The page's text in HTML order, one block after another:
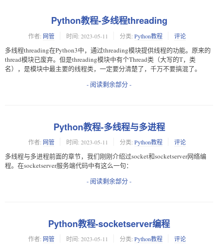
Python教程-多线程threading
作者: 网管 时间: 2023-05-11 分类: Python教程 评论
多线程threading在Python3中，通过threading模块提供线程的功能。原来的
thread模块已废弃。但是threading模块中有个Thread类（大写的T，类
名），是模块中最主要的线程类，一定要分清楚了，千万不要搞混了。
- 阅读剩余部分 -
Python教程-多线程与多进程
作者: 网管 时间: 2023-05-11 分类: Python教程 评论
多线程与多进程前面的章节，我们刚刚介绍过socket和socketserver网络编
程。在socketserver服务端代码中有这么一句：
- 阅读剩余部分 -
Python教程-socketserver编程
作者: 网管 时间: 2023-05-11 分类: Python教程 评论